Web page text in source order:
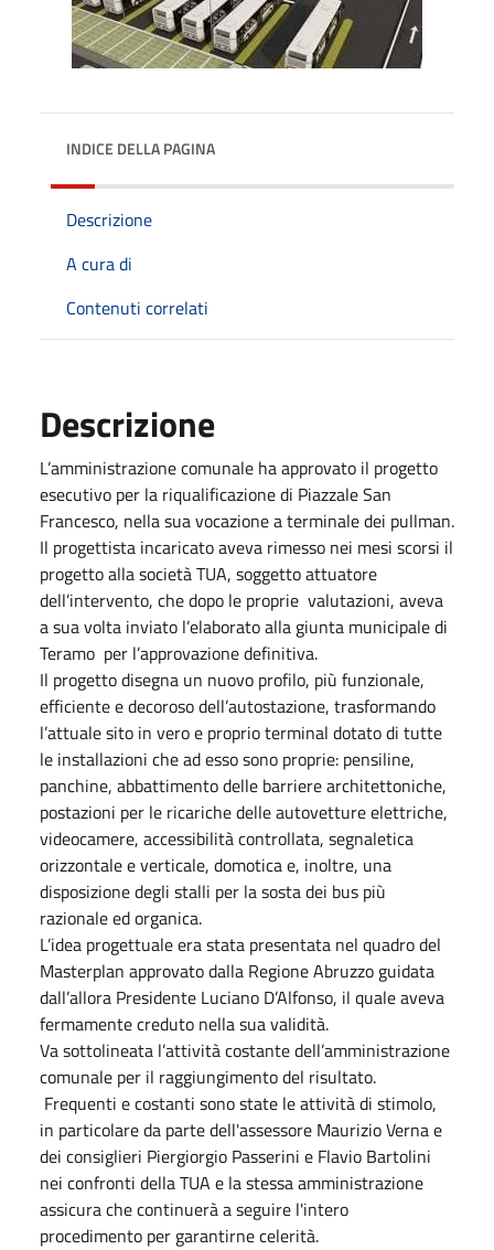
INDICE DELLA PAGINA
Descrizione
A cura di
Contenuti correlati
Descrizione
L’amministrazione comunale ha approvato il progetto
esecutivo per la riqualificazione di Piazzale San
Francesco, nella sua vocazione a terminale dei pullman.
Il progettista incaricato aveva rimesso nei mesi scorsi il
progetto alla società TUA, soggetto attuatore
dell’intervento, che dopo le proprie valutazioni, aveva
a sua volta inviato l’elaborato alla giunta municipale di
Teramo per l’approvazione definitiva.
Il progetto disegna un nuovo profilo, più funzionale,
efficiente e decoroso dell’autostazione, trasformando
l’attuale sito in vero e proprio terminal dotato di tutte
le installazioni che ad esso sono proprie: pensiline,
panchine, abbattimento delle barriere architettoniche,
postazioni per le ricariche delle autovetture elettriche,
videocamere, accessibilità controllata, segnaletica
orizzontale e verticale, domotica e, inoltre, una
disposizione degli stalli per la sosta dei bus più
razionale ed organica.
L’idea progettuale era stata presentata nel quadro del
Masterplan approvato dalla Regione Abruzzo guidata
dall’allora Presidente Luciano D’Alfonso, il quale aveva
fermamente creduto nella sua validità.
Va sottolineata l’attività costante dell’amministrazione
comunale per il raggiungimento del risultato.
Frequenti e costanti sono state le attività di stimolo,
in particolare da parte dell'assessore Maurizio Verna e
dei consiglieri Piergiorgio Passerini e Flavio Bartolini
nei confronti della TUA e la stessa amministrazione
assicura che continuerà a seguire l'intero
procedimento per garantirne celerità.